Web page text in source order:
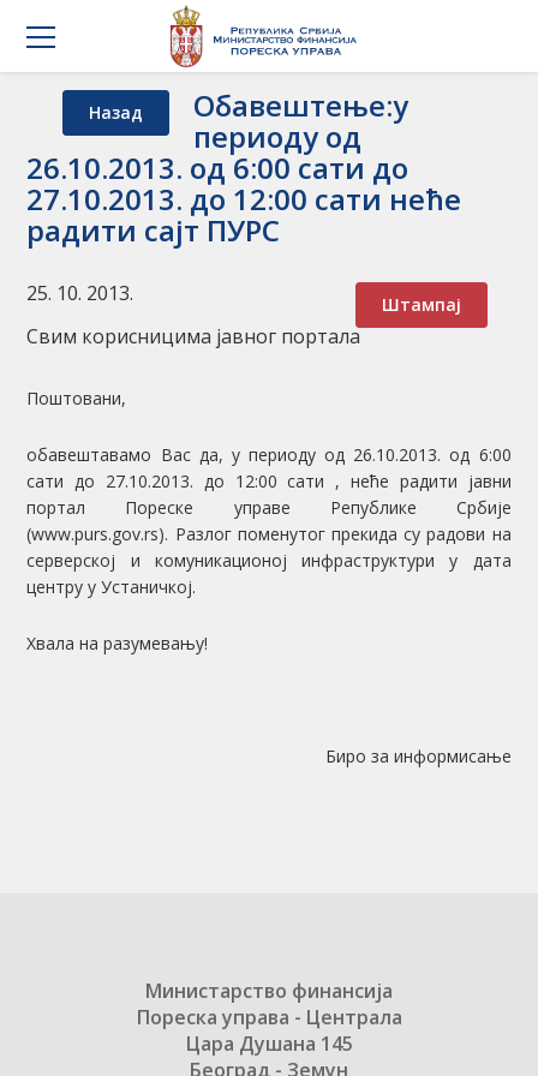
Назад Обавештење:у
периоду од
26.10.2013. од 6:00 сати до
27.10.2013. до 12:00 сати неће
радити сајт ПУРС
Штампај
25. 10. 2013.
Свим корисницима јавног портала
Поштовани,
обавештавамо Вас да, у периоду од 26.10.2013. од 6:00
сати до 27.10.2013. до 12:00 сати , неће радити јавни
портал Пореске управе Републике Србије
(www.purs.gov.rs). Разлог поменутог прекида су радови на
серверској и комуникационој инфраструктури у дата
центру у Устаничкој.
Хвала на разумевању!
Биро за информисање
Министарство финансија
Пореска управа - Централа
Цара Душана 145
Београд - Земун